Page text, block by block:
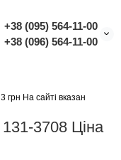
+38 (095) 564-11-00
+38 (096) 564-11-00
грн На сайті вказан
3708 Ціна